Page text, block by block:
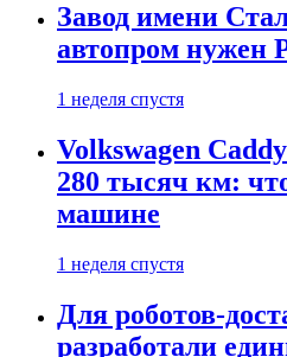
Завод имени
автопром нужен
1 неделя спустя
Volkswagen
280 тысяч км:
машине
1 неделя спустя
Для роботов-
разработали